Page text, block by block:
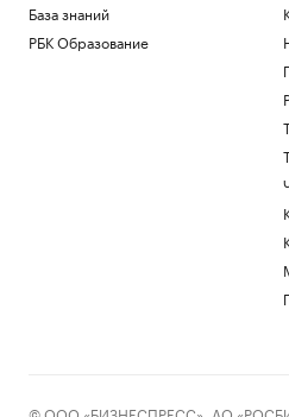
База знаний
РБК Образование